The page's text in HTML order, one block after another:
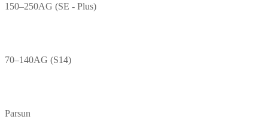
150–250AG (SE - Plus)
70–140AG (S14)
Parsun